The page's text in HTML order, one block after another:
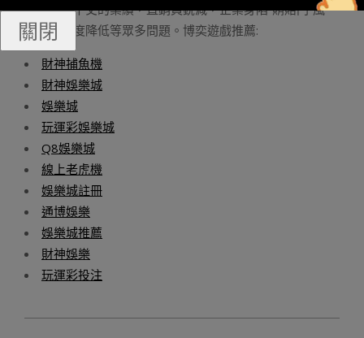
中國一落千丈的業績，直銷員銳減，企業身陷“賄賂門”風
波，信譽度降低等眾多問題。博奕遊戲推薦:
財神捕魚機
財神娛樂城
娛樂城
玩運彩娛樂城
Q8娛樂城
線上老虎機
娛樂城註冊
通博娛樂
娛樂城推薦
財神娛樂
玩運彩投注
關閉